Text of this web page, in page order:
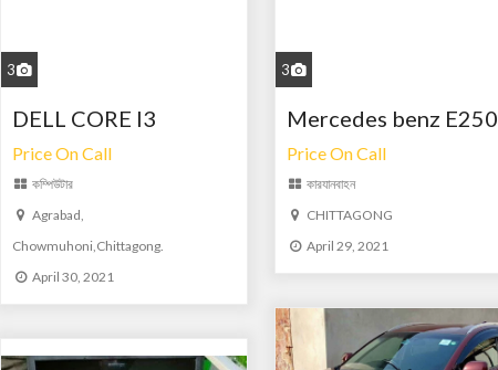
3
DELL CORE I3
Price On Call
কম্পিউটার
Agrabad,
Chowmuhoni,Chittagong.
April 30, 2021
3
Mercedes benz E250
Price On Call
কারযানবাহন
CHITTAGONG
April 29, 2021